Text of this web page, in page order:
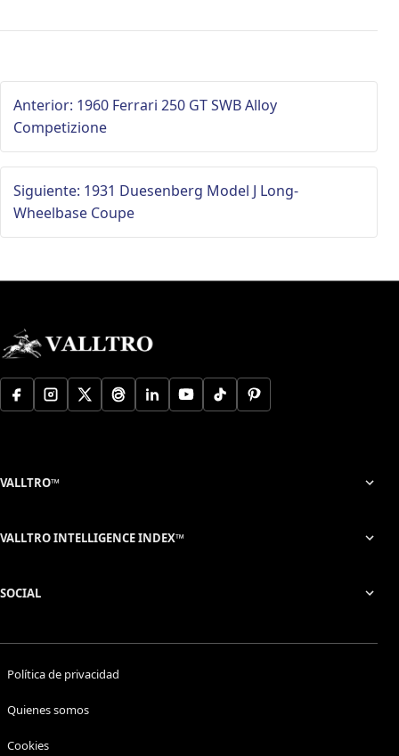
Anterior: 1960 Ferrari 250 GT SWB Alloy
Competizione
Siguiente: 1931 Duesenberg Model J Long-
Wheelbase Coupe
VALLTRO™
VALLTRO INTELLIGENCE INDEX™
SOCIAL
Política de privacidad
Quienes somos
Cookies